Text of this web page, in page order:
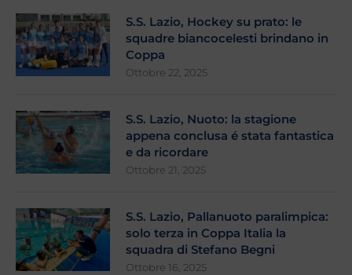
S.S. Lazio, Hockey su prato: le
squadre biancocelesti brindano in
Coppa
Ottobre 22, 2025
S.S. Lazio, Nuoto: la stagione
appena conclusa é stata fantastica
e da ricordare
Ottobre 21, 2025
S.S. Lazio, Pallanuoto paralimpica:
solo terza in Coppa Italia la
squadra di Stefano Begni
Ottobre 16, 2025